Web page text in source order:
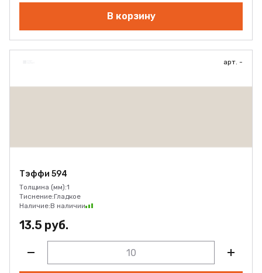
В корзину
арт. -
Тэффи 594
Толщина (мм):1
Тиснение:Гладкое
Наличие:В наличии
13.5 руб.